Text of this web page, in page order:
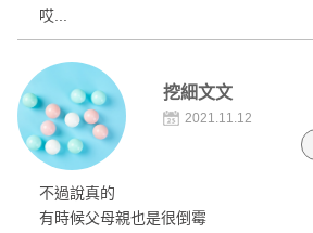
哎...
挖細文文
2021.11.12
不過說真的
有時候父母親也是很倒霉